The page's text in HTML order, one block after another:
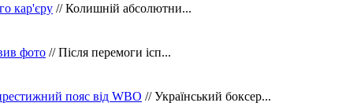
кар'єру // Колишній абсолютни...
фото // Після перемоги ісп...
пояс від WBO // Український боксер...